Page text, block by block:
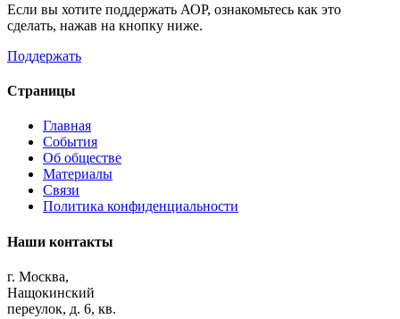
Если вы хотите поддержать АОР, ознакомьтесь как это
сделать, нажав на кнопку ниже.
Поддержать
Страницы
Главная
События
Об обществе
Материалы
Связи
Политика конфиденциальности
Наши контакты
г. Москва,
Нащокинский
переулок, д. 6, кв.